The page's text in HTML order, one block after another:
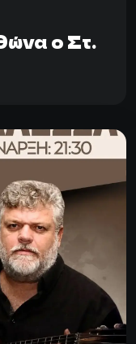
ο Στ.